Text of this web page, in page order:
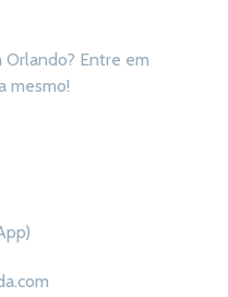
Entre em
mesmo!